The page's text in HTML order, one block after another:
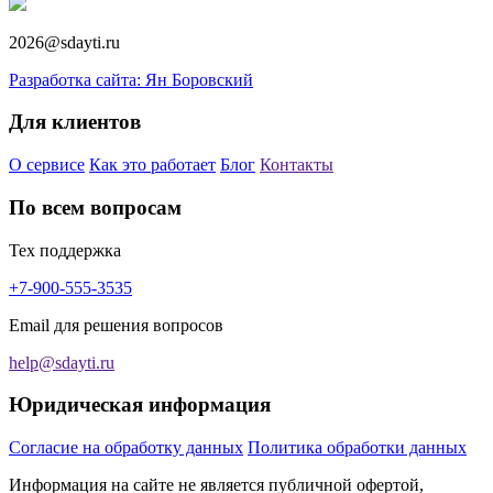
2026@sdayti.ru
Разработка сайта: Ян Боровский
Для клиентов
О сервисе Как это работает Блог Контакты
По всем вопросам
Тех поддержка
+7-900-555-3535
Email для решения вопросов
help@sdayti.ru
Юридическая информация
Согласие на обработку данных Политика обработки данных
Информация на сайте не является публичной офертой,